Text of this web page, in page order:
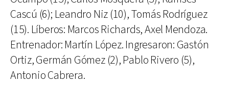
Cascú (6); Leandro Niz (10), Tomás Rodríguez
(15). Líberos: Marcos Richards, Axel Mendoza.
Entrenador: Martín López. Ingresaron: Gastón
Ortiz, Germán Gómez (2), Pablo Rivero (5),
Antonio Cabrera.